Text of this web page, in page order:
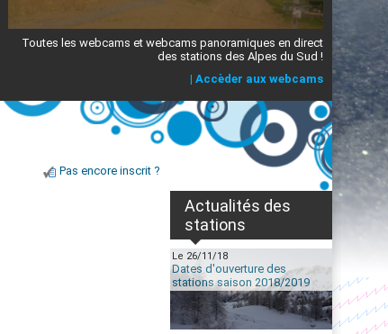
Toutes les webcams et webcams panoramiques en direct
des stations des Alpes du Sud !
| Accèder aux webcams
Pas encore inscrit ?
Actualités des
stations
Le 26/11/18
Dates d'ouverture des
stations saison 2018/2019